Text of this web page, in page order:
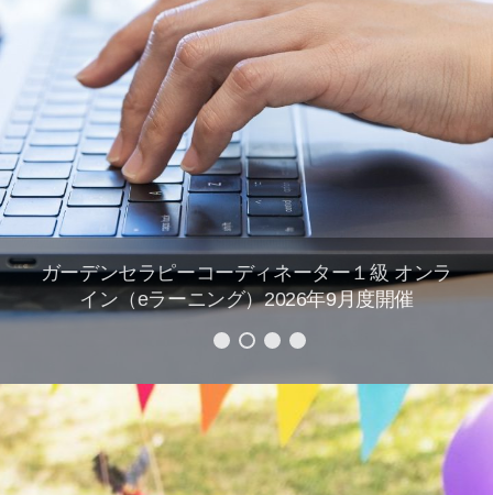
ガーデンセラピーコーディネーター2級 10月21日
オンラインセミナー